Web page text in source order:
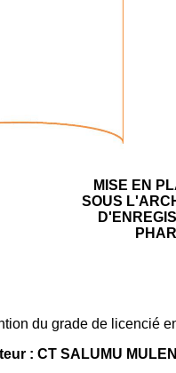
MISE EN
SOUS
du grade de licencié
: CT SALUMU